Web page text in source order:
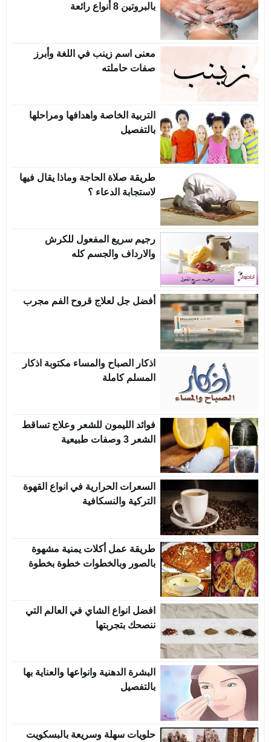
بالبروتين 8 أنواع رائعة
معنى اسم زينب في اللغة وأبرز
صفات حاملته
التربية الخاصة واهدافها ومراحلها
بالتفصيل
طريقة صلاة الحاجة وماذا يقال فيها
لاستجابة الدعاء ؟
رجيم سريع المفعول للكرش
والارداف والجسم كله
أفضل جل لعلاج قروح الفم مجرب
اذكار الصباح والمساء مكتوبة اذكار
المسلم كاملة
فوائد الليمون للشعر وعلاج تساقط
الشعر 3 وصفات طبيعية
السعرات الحرارية في انواع القهوة
التركية والنسكافية
طريقة عمل أكلات يمنية مشهوة
بالصور وبالخطوات خطوة بخطوة
افضل انواع الشاي في العالم التي
ننصحك بتجربتها
البشرة الدهنية وانواعها والعناية بها
بالتفصيل
حلويات سهلة وسريعة بالبسكويت